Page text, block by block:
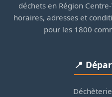
déchets en Région
horaires, adresses et
pour les 1800
📍